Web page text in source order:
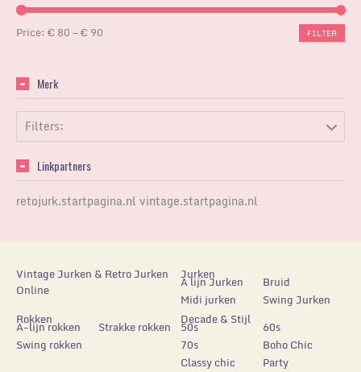
FILTER
Price:€ 80—€ 90
Merk
Filters:
Linkpartners
retojurk.startpagina.nl vintage.startpagina.nl
Vintage Jurken & Retro Jurken
Online
Jurken
A lijn Jurken
Bruid
Midi jurken
Swing Jurken
Rokken
A-lijn rokken
Strakke rokken
Swing rokken
Decade & Stijl
50s
60s
70s
Boho Chic
Classy chic
Party